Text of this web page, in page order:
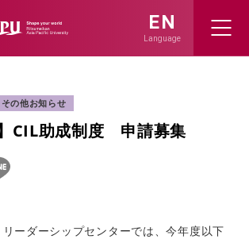
EN
Language
】CIL助成制度 申請募集
ーダーシップセンターでは、今年度以下